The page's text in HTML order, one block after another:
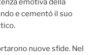
emotiva della
e cementò il suo
nuove sfide. Nel